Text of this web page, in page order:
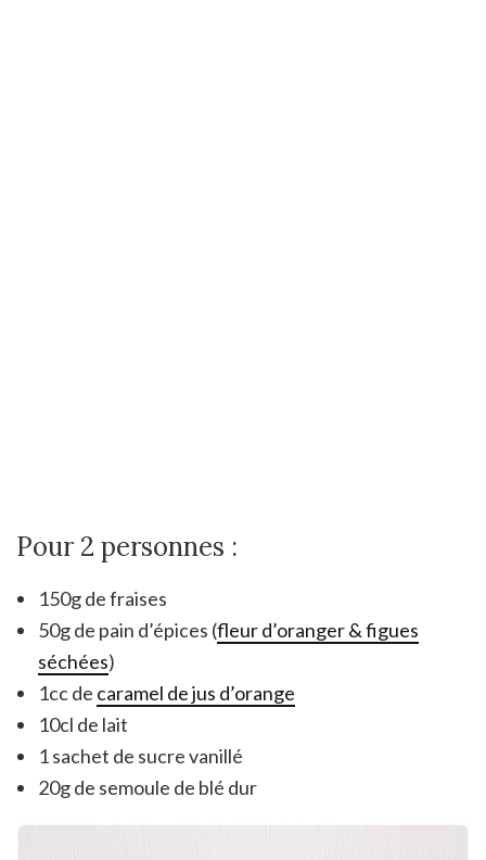
Pour 2 personnes :
150g de fraises
50g de pain d’épices (fleur d’oranger & figues
séchées)
1cc de caramel de jus d’orange
10cl de lait
1 sachet de sucre vanillé
20g de semoule de blé dur